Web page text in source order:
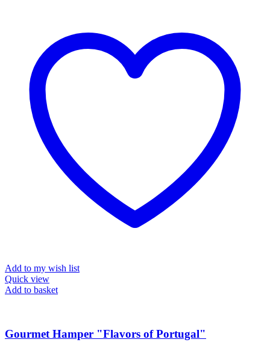
Add to my wish list
Quick view
Add to basket
Gourmet Hamper "Flavors of Portugal"